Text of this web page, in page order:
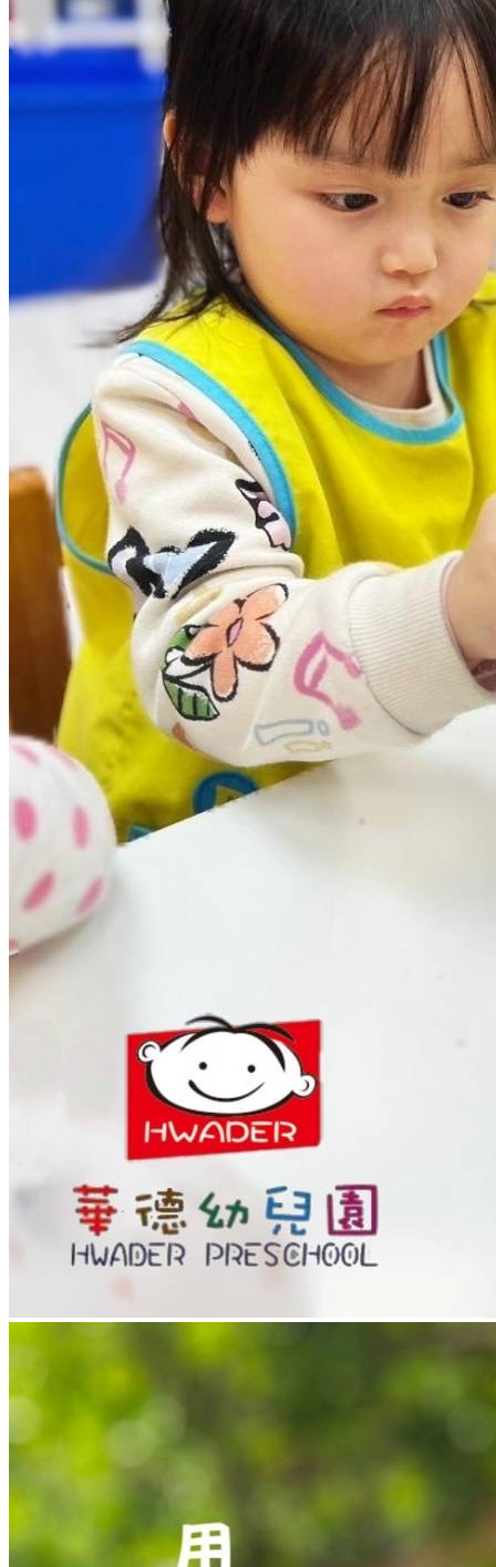
家長專區
入學須知
收退費標準
好站連結
培幼文教機構FB
華德YOUTUBE
細項教保公告
嬰幼兒前膽教育資訊
衛教宣導
教師職訓花絮
家長回饋分享區
徵才專區
課程分享
主題美術